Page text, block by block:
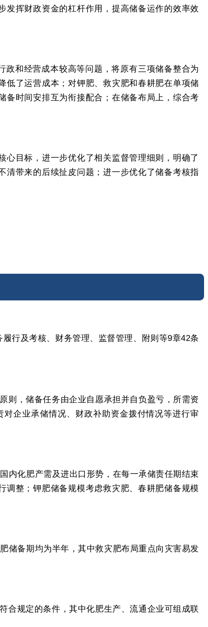
挥财政资金的杠杆作用，提高储备运作的效率效
政和经营成本较高等问题，将原有三项储备整合为
低了运营成本；对钾肥、救灾肥和春耕肥在单项储
备时间安排互为衔接配合；在储备布局上，综合考
心目标，进一步优化了相关监督管理细则，明确了
清带来的后续扯皮问题；进一步优化了储备考核指
行及考核、财务管理、监督管理、附则等9章42条
则，储备任务由企业自愿承担并自负盈亏，所需资
企业承储情况、财政补助资金拨付情况等进行审
内化肥产需及进出口形势，在每一承储责任期结束
调整；钾肥储备规模考虑救灾肥、春耕肥储备规模
储备期均为半年，其中救灾肥布局重点向灾害易发
合规定的条件，其中化肥生产、流通企业可组成联